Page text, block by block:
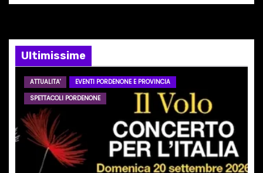
e
a
t
i
Ultimissime
ATTUALITA'
EVENTI PORDENONE E PROVINCIA
SPETTACOLI PORDENONE